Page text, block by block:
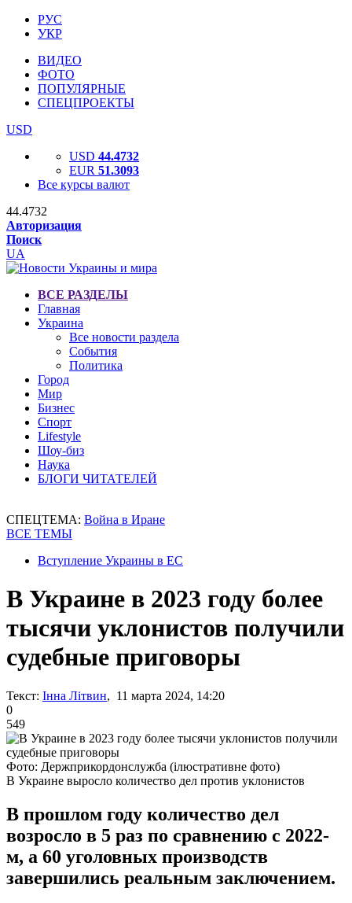
РУС
УКР
ВИДЕО
ФОТО
ПОПУЛЯРНЫЕ
СПЕЦПРОЕКТЫ
USD
USD 44.4732
EUR 51.3093
Все курсы валют
44.4732
Авторизация
Поиск
UA
ВСЕ РАЗДЕЛЫ
Главная
Украина
Все новости раздела
События
Политика
Город
Мир
Бизнес
Спорт
Lifestyle
Шоу-биз
Наука
БЛОГИ ЧИТАТЕЛЕЙ
СПЕЦТЕМА: Война в Иране
ВСЕ ТЕМЫ
Вступление Украины в ЕС
В Украине в 2023 году более
тысячи уклонистов получили
судебные приговоры
Текст: Інна Літвин, 11 марта 2024, 14:20
0
549
Фото: Держприкордонслужба (ілюстративне фото)
В Украине выросло количество дел против уклонистов
В прошлом году количество дел
возросло в 5 раз по сравнению с 2022-
м, а 60 уголовных производств
завершились реальным заключением.